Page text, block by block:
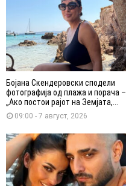
Бојана Скендеровски сподели
фотографија од плажа и порача –
„Ако постои рајот на Земјата,...
09:00 - 7 август, 2026